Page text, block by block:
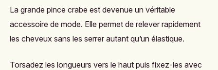
La grande pince crabe est devenue un véritable
accessoire de mode. Elle permet de relever rapidement
les cheveux sans les serrer autant qu’un élastique.
Torsadez les longueurs vers le haut puis fixez-les avec